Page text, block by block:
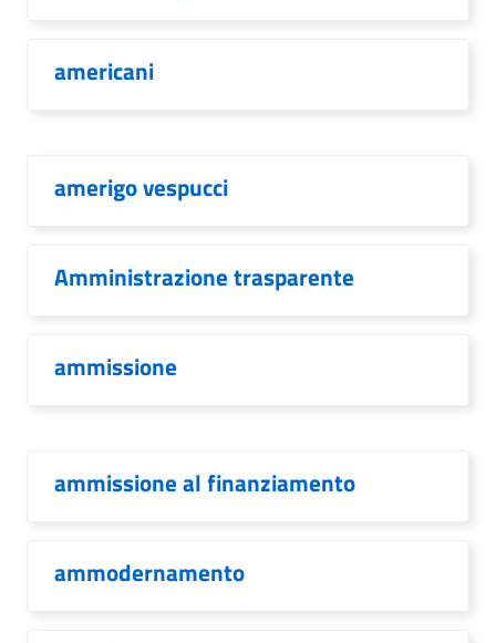
americani
amerigo vespucci
Amministrazione trasparente
ammissione
ammissione al finanziamento
ammodernamento